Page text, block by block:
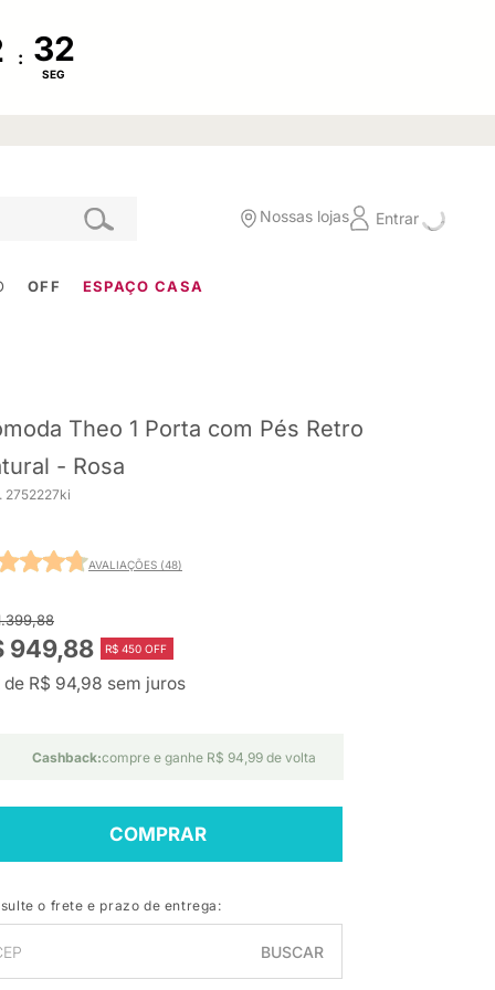
:
SEG
Nossas lojas Entrar
OFF ESPAÇO CASA
Theo 1 Porta com Pés Retro
- Rosa
2752227ki
AVALIAÇÕES (48)
949,88 R$ 450 OFF
de R$ 94,98 sem juros
Cashback:compre e ganhe R$ 94,99 de volta
COMPRAR
o frete e prazo de entrega:
BUSCAR